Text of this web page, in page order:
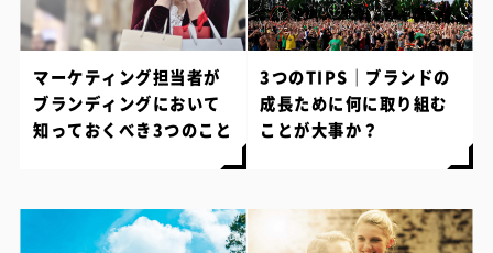
マーケティング担当者が
ブランディングにおいて
知っておくべき3つのこと
3つのTIPS｜ブランドの
成長ために何に取り組む
ことが大事か？